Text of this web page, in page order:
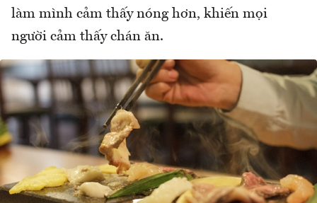
làm mình cảm thấy nóng hơn, khiến mọi
người cảm thấy chán ăn.